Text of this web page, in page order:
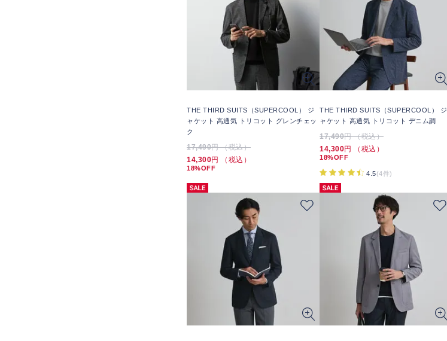
THE THIRD SUITS（SUPERCOOL） ジ
ャケット 高通気 トリコット グレンチェッ
ク
17,490円 （税込）
14,300円 （税込）
18%OFF
THE THIRD SUITS（SUPERCOOL） ジ
ャケット 高通気 トリコット デニム調
17,490円 （税込）
14,300円 （税込）
18%OFF
4.5(4件)